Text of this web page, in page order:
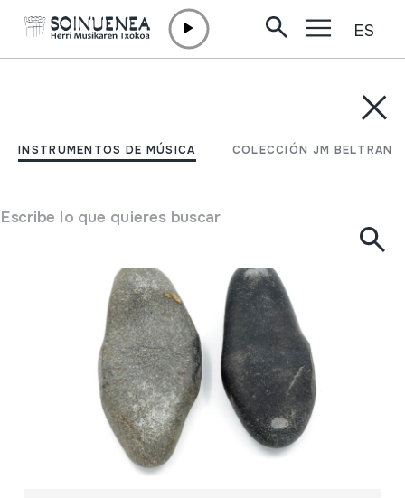
INSTRUMENTOS DE MÚSICA COLECCIÓN JM BELTRAN
Escribe lo que quieres buscar
ES
COLECCIÓN JM BELTRAN
Filtrar